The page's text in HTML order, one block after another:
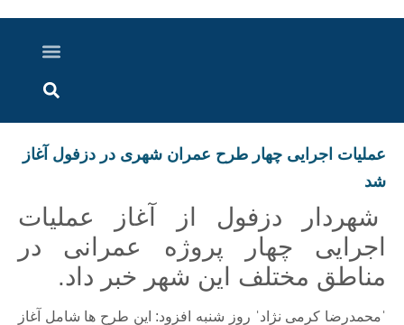
عملیات اجرایی چهار طرح عمران شهری در دزفول آغاز
شد
شهردار دزفول از آغاز عملیات
اجرایی چهار پروژه عمرانی در
مناطق مختلف این شهر خبر داد.
ˈمحمدرضا کرمی نژادˈ روز شنبه افزود: این طرح ها شامل آغاز